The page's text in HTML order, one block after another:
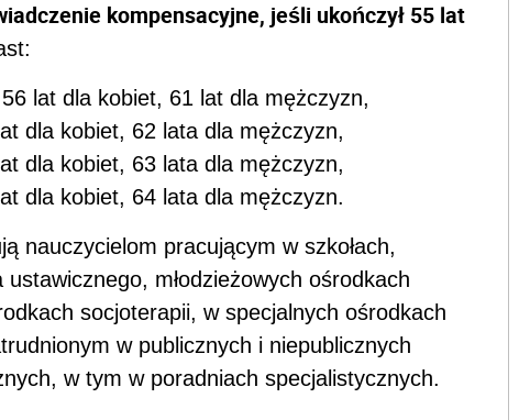
kompensacyjne, jeśli ukończył 55 lat
lat dla kobiet, 61 lat dla mężczyzn,
dla kobiet, 62 lata dla mężczyzn,
dla kobiet, 63 lata dla mężczyzn,
dla kobiet, 64 lata dla mężczyzn.
nauczycielom pracującym w szkołach,
młodzieżowych ośrodkach
socjoterapii, w specjalnych ośrodkach
w publicznych i niepublicznych
w tym w poradniach specjalistycznych.